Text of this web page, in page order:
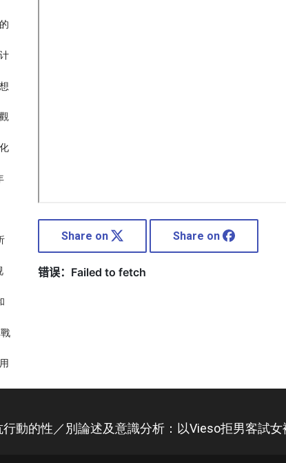
Share on Share on
動的性／別論述及意識分析：以Vieso拒男客試女